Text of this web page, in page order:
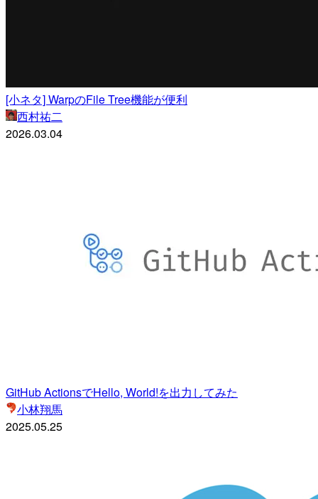
[小ネタ] WarpのFile Tree機能が便利
西村祐二
2026.03.04
GitHub ActionsでHello, World!を出力してみた
小林翔馬
2025.05.25